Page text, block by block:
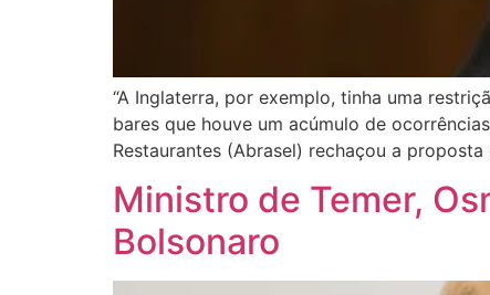
“A Inglaterra, por exemplo, tinha uma
bares que houve um acúmulo de
Restaurantes (Abrasel) rechaçou a
Ministro de Temer,
Bolsonaro